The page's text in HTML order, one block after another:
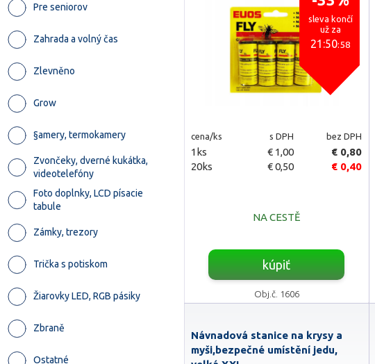
Pre seniorov
Zahrada a volný čas
Zlevněno
Grow
§amery, termokamery
Zvončeky, dverné kukátka,
videotelefóny
Foto doplnky, LCD písacie
tabule
Zámky, trezory
Trička s potiskom
Žiarovky LED, RGB pásiky
Zbraně
Ostatné
sleva končí
už za
21:50:57
cena/ks s DPH bez DPH
1ks € 1,00
€ 0,80
20ks
€ 0,50 € 0,40
NA CESTĚ
kúpiť
Obj.č. 1606
Návnadová stanice na krysy a
myši,bezpečné umístění jedu,